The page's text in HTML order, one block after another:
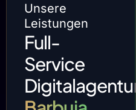
Unsere
Leistungen
Full-
Service
Digitalagentur